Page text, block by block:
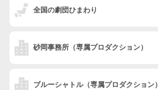
全国の劇団ひまわり
砂岡事務所 （専属プロダクション）
ブルーシャトル（専属プロダクション）